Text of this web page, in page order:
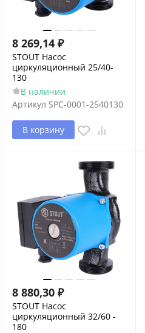
8 269,14 ₽
STOUT Насос
циркуляционный 25/40-
130
В наличии
Артикул SPC-0001-2540130
В корзину
8 880,30 ₽
STOUT Насос
циркуляционный 32/60 -
180